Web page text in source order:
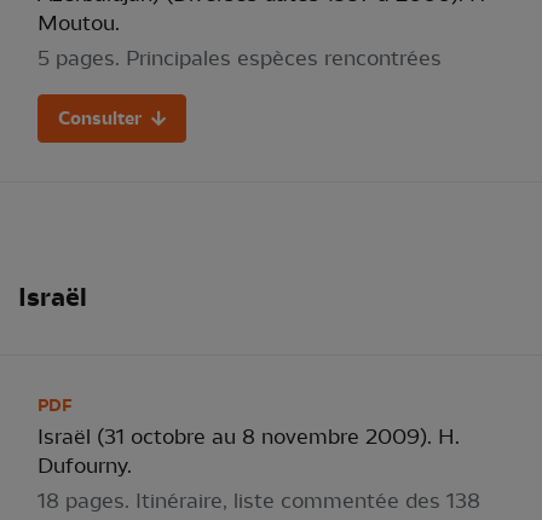
Moutou.
5 pages. Principales espèces rencontrées
Consulter
Israël
PDF
Israël (31 octobre au 8 novembre 2009). H.
Dufourny.
18 pages. Itinéraire, liste commentée des 138